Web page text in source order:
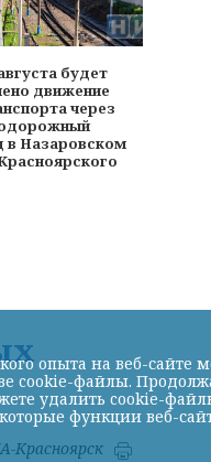
будет
движение
через
в Назаровском
Красноярск
опыта на веб-сайте
cookie-файлы.
удалить cookie-
функции веб-